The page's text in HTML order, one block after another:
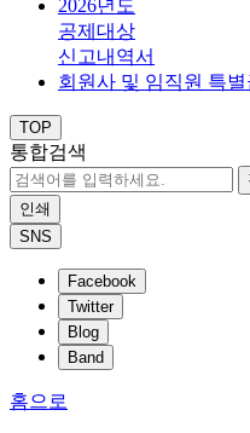
2026년도
공제대상
신고내역서
회원사 및 임직원 특별
TOP
통합검색
인쇄
SNS
Facebook
Twitter
Blog
Band
홈으로